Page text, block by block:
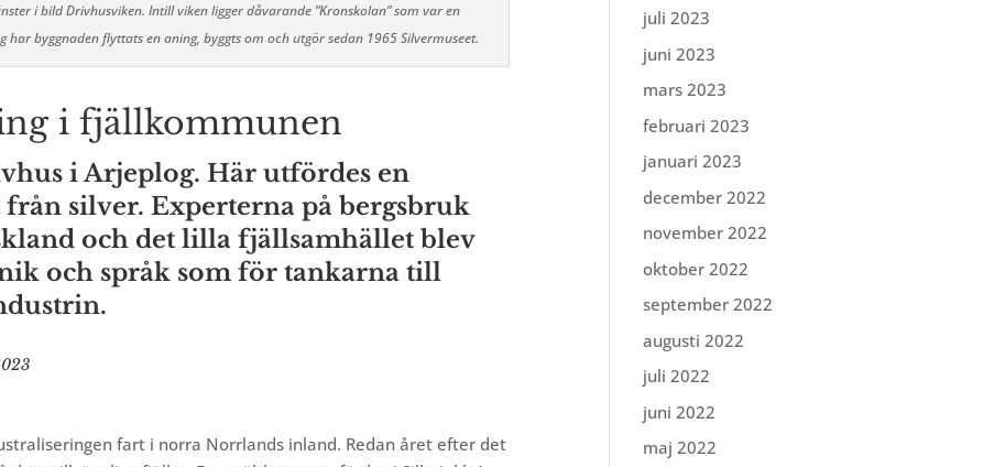
i bild Drivhusviken. Intill viken ligger dåvarande ”Kronskolan” som var en
byggnaden flyttats en aning, byggts om och utgör sedan 1965 Silvermuseet.
i fjällkommunen
i Arjeplog. Här utfördes en
silver. Experterna på bergsbruk
och det lilla fjällsamhället blev
och språk som för tankarna till
fart i norra Norrlands inland. Redan året efter det
juli 2023
juni 2023
mars 2023
februari 2023
januari 2023
december 2022
november 2022
oktober 2022
september 2022
augusti 2022
juli 2022
juni 2022
maj 2022